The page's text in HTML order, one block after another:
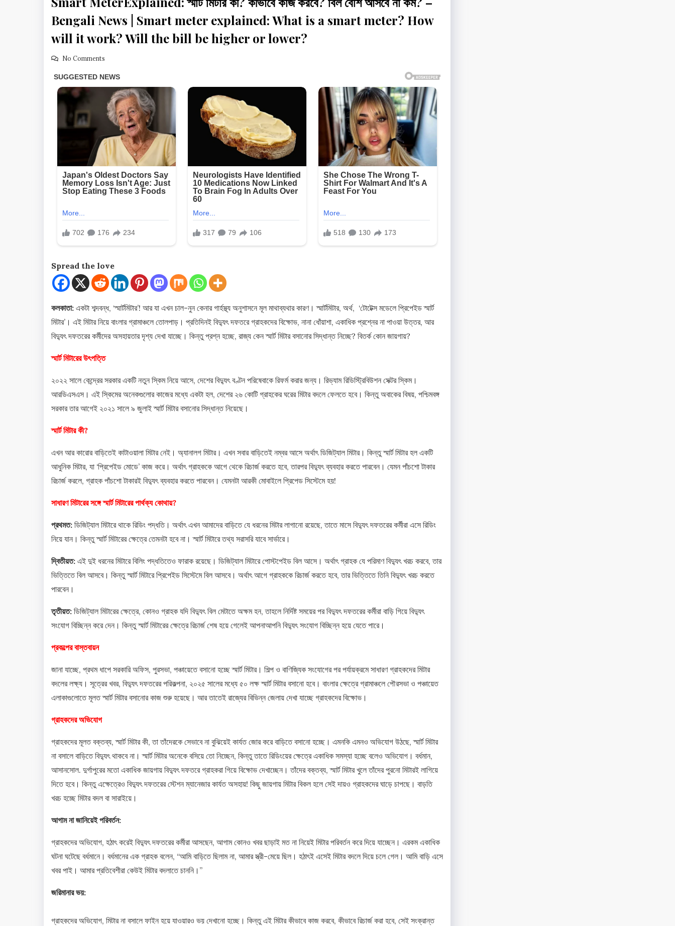
Bengali News | Smart meter explained: What is a smart meter? How
will it work? Will the bill be higher or lower?
No Comments
Spread the love
কলকাতা: একটা শব্দবন্ধ, ‘স্মার্টমিটার’! আর যা এখন চাল-নুন কেনার গার্হস্থ্য অনুশাসনে মূল মাথাব্যথার কারণ। স্মার্টমিটার, অর্থ, ‘টোটেক্স মডেলে প্রিপেইড স্মার্ট
মিটার’। এই মিটার নিয়ে বাংলার গ্রামাঞ্চলে তোলপাড়। প্রতিদিনই বিদ্যুৎ দফতরে গ্রাহকদের বিক্ষোভ, নানা ধোঁয়াশা, একাধিক প্রশ্নের না পাওয়া উত্তর, আর
বিদ্যুৎ দফতরের কর্মীদের অসহায়তার দৃশ্য দেখা যাচ্ছে। কিন্তু প্রশ্ন হচ্ছে, রাজ্য কেন স্মার্ট মিটার বসানোর সিদ্ধান্ত নিচ্ছে? বিতর্ক কোন জায়গায়?
স্মার্ট মিটারের উৎপত্তি
২০২২ সালে কেন্দ্রের সরকার একটি নতুন স্কিম নিয়ে আসে, দেশের বিদ্যুৎ বণ্টন পরিষেবাকে রিফর্ম করার জন্য। রিভ্যাম রিডিস্ট্রিবিউশন সেক্টর স্কিম।
আরডিএসএস। এই স্কিমের অনেকগুলোর কাজের মধ্যে একটা হল, দেশের ২৬ কোটি গ্রাহকের ঘরের মিটার বদলে ফেলতে হবে। কিন্তু অবাকের বিষয়, পশ্চিমবঙ্গ
সরকার তার আগেই ২০২১ সালে ৯ জুলাই স্মার্ট মিটার বসানোর সিদ্ধান্ত নিয়েছে।
স্মার্ট মিটার কী?
এখন আর কারোর বাড়িতেই কাটাওয়ালা মিটার নেই। অ্যানালগ মিটার। এখন সবার বাড়িতেই নম্বর আসে অর্থাৎ ডিজিট্যাল মিটার। কিন্তু স্মার্ট মিটার হল একটি
আধুনিক মিটার, যা ‘প্রিপেইড মোডে’ কাজ করে। অর্থাৎ গ্রাহককে আগে থেকে রিচার্জ করতে হবে, তারপর বিদ্যুৎ ব্যবহার করতে পারবেন। যেমন পাঁচশো টাকার
রিচার্জ করলে, গ্রাহক পাঁচশো টাকারই বিদ্যুৎ ব্যবহার করতে পারবেন। যেমনটা আরকী মোবাইলে প্রিপেড সিস্টেমে হয়!
সাধারণ মিটারের সঙ্গে স্মার্ট মিটারের পার্থক্য কোথায়?
প্রথমত: ডিজিট্যাল মিটারে থাকে রিডিং পদ্ধতি। অর্থাৎ এখন আমাদের বাড়িতে যে ধরনের মিটার লাগানো রয়েছে, তাতে মাসে বিদ্যুৎ দফতরের কর্মীরা এসে রিডিং
নিয়ে যান। কিন্তু স্মার্ট মিটারের ক্ষেত্রে তেমনটা হবে না। স্মার্ট মিটারে তথ্য সরাসরি যাবে সার্ভারে।
দ্বিতীয়ত: এই দুই ধরনের মিটারে বিলিং পদ্ধতিতেও ফারাক রয়েছে। ডিজিট্যাল মিটারে পোস্টপেইড বিল আসে। অর্থাৎ গ্রাহক যে পরিমাণ বিদ্যুৎ খরচ করবে, তার
ভিত্তিতে বিল আসবে। কিন্তু স্মার্ট মিটারে প্রিপেইড সিস্টেমে বিল আসবে। অর্থাৎ আগে গ্রাহককে রিচার্জ করতে হবে, তার ভিত্তিতে তিনি বিদ্যুৎ খরচ করতে
পারবেন।
তৃতীয়ত: ডিজিট্যাল মিটারের ক্ষেত্রে, কোনও গ্রাহক যদি বিদ্যুৎ বিল মেটাতে অক্ষম হন, তাহলে নির্দিষ্ট সময়ের পর বিদ্যুৎ দফতরের কর্মীরা বাড়ি গিয়ে বিদ্যুৎ
সংযোগ বিচ্ছিন্ন করে দেন। কিন্তু স্মার্ট মিটারের ক্ষেত্রে রিচার্জ শেষ হয়ে গেলেই আপনাআপনি বিদ্যুৎ সংযোগ বিচ্ছিন্ন হয়ে যেতে পারে।
প্রকল্পের বাস্তবায়ন
জানা যাচ্ছে, প্রথম ধাপে সরকারি অফিস, পুরসভা, পঞ্চায়েতে বসানো হচ্ছে স্মার্ট মিটার। শিল্প ও বাণিজ্যিক সংযোগের পর পর্যায়ক্রমে সাধারণ গ্রাহকদের মিটার
বদলের লক্ষ্য। সূত্রের খবর, বিদ্যুৎ দফতরের পরিকল্পনা, ২০২৫ সালের মধ্যে ৫০ লক্ষ স্মার্ট মিটার বসানো হবে। বাংলার ক্ষেত্রে গ্রামাঞ্চলে পৌরসভা ও পঞ্চায়েত
এলাকাগুলোতে মূলত স্মার্ট মিটার বসানোর কাজ শুরু হয়েছে। আর তাতেই রাজ্যের বিভিন্ন জেলায় দেখা যাচ্ছে গ্রাহকদের বিক্ষোভ।
গ্রাহকদের অভিযোগ
গ্রাহকদের মূলত বক্তব্য, স্মার্ট মিটার কী, তা তাঁদেরকে সেভাবে না বুঝিয়েই কার্যত জোর করে বাড়িতে বসানো হচ্ছে। এমনকি এমনও অভিযোগ উঠছে, স্মার্ট মিটার
না বসালে বাড়িতে বিদ্যুৎ থাকবে না। স্মার্ট মিটার অনেকে বসিয়ে তো নিচ্ছেন, কিন্তু তাতে রিডিংয়ের ক্ষেত্রে একাধিক সমস্যা হচ্ছে বলেও অভিযোগ। বর্ধমান,
আসানসোল. দুর্গাপুরের মতো একাধিক জায়গায় বিদ্যুৎ দফতরে গ্রাহকরা গিয়ে বিক্ষোভ দেখাচ্ছেন। তাঁদের বক্তব্য, স্মার্ট মিটার খুলে তাঁদের পুরনো মিটারই লাগিয়ে
দিতে হবে। কিন্তু এক্ষেত্রেও বিদ্যুৎ দফতরের স্টেশন ম্যানেজার কার্যত অসহায়! কিছু জায়গায় মিটার বিকল হলে সেই দায়ও গ্রাহকদের ঘাড়ে চাপছে। বাড়তি
খরচ হচ্ছে মিটার বদল বা সারাইয়ে।
আগাম না জানিয়েই পরিবর্তন:
গ্রাহকদের অভিযোগ, হঠাৎ করেই বিদ্যুৎ দফতরের কর্মীরা আসছেন, আগাম কোনও খবর ছাড়াই মত না নিয়েই মিটার পরিবর্তন করে দিয়ে যাচ্ছেন। এরকম একাধিক
ঘটনা ঘটেছে বর্ধমানে। বর্ধমানের এক গ্রাহক বলেন, “আমি বাড়িতে ছিলাম না, আমার স্ত্রী-মেয়ে ছিল। হঠাৎই এসেই মিটার বদলে দিয়ে চলে গেল। আমি বাড়ি এসে
খবর পাই। আমার প্রতিবেশীরা কেউই মিটার বদলাতে চাননি।”
জরিমানার ভয়:
গ্রাহকদের অভিযোগ, মিটার না বসালে ফাইন হয়ে যাওয়ারও ভয় দেখানো হচ্ছে। কিন্তু এই মিটার কীভাবে কাজ করবে, কীভাবে রিচার্জ করা হবে, সেই সংক্রান্ত